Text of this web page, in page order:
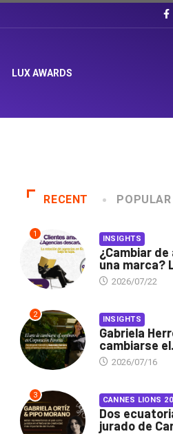
LUX AWARDS
RECENT POPULAR
1 INSIGHTS
¿Cambiar
una marca?
2026/07/22
2 INSIGHTS
Gabriela
cambiarse
2026/07/16
3 CANNES LIONS
Dos
jurado de